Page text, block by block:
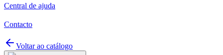
Central de ajuda
Contacto
Voltar ao catálogo